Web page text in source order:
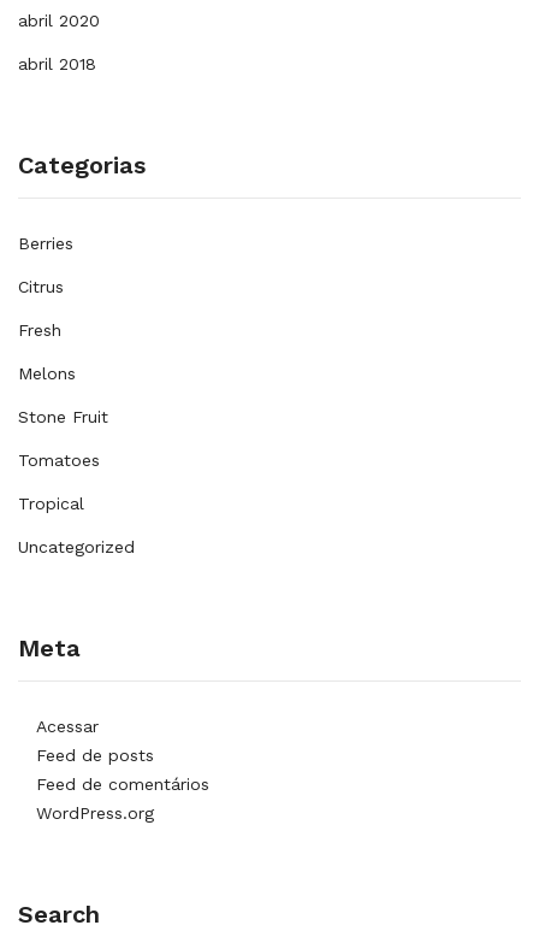
abril 2020
abril 2018
Categorias
Berries
Citrus
Fresh
Melons
Stone Fruit
Tomatoes
Tropical
Uncategorized
Meta
Acessar
Feed de posts
Feed de comentários
WordPress.org
Search